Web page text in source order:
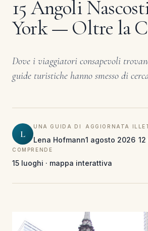
15 Angoli
York — Oltre la
Dove i viaggiatori consapevoli
guide turistiche hanno smesso di
L
UNA GUIDA DI
Lena Hofmann
AGGIORNATA IL
1 agosto 2026
COMPRENDE
15 luoghi · mappa interattiva